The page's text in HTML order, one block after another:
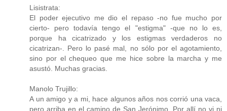
Lisistrata:
El poder ejecutivo me dio el repaso -no fue mucho por
cierto- pero todavía tengo el "estigma" -que no lo es,
porque ha cicatrizado y los estigmas verdaderos no
cicatrizan-. Pero lo pasé mal, no sólo por el agotamiento,
sino por el chequeo que me hice sobre la marcha y me
asustó. Muchas gracias.
Manolo Trujillo:
A un amigo y a mi, hace algunos años nos corrió una vaca,
pero arriba en el camino de San Jerónimo. Por allí no vi ni